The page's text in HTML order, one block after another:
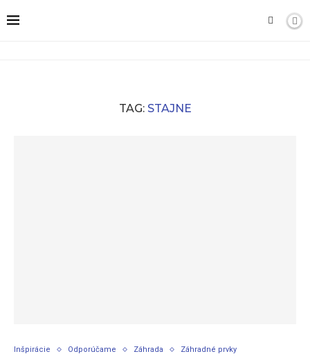
TAG: STAJNE
Inšpirácie Odporúčame Záhrada Záhradné prvky